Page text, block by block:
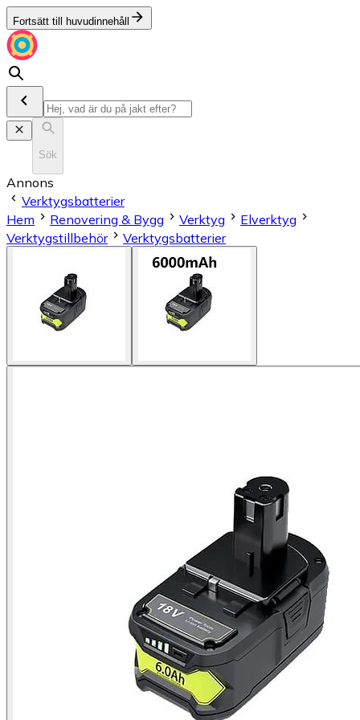
Fortsätt till huvudinnehåll
Sök
Annons
Verktygsbatterier
Hem
Renovering & Bygg Verktyg
Elverktyg
Verktygstillbehör
Verktygsbatterier